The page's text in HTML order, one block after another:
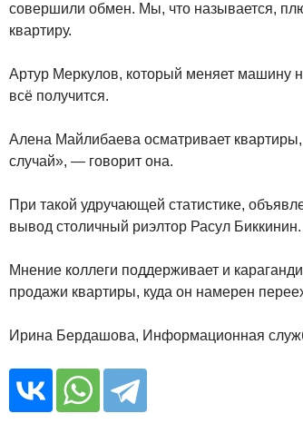
совершили обмен. Мы, что называется,
квартиру.
Артур Меркулов, который меняет машину
всё получится.
Алена Майлибаева осматривает
случай», — говорит она.
При такой удручающей статистике,
вывод столичный риэлтор Расул
Мнение коллеги поддерживает и
продажи квартиры, куда он намерен
Ирина Бердашова, Информационная